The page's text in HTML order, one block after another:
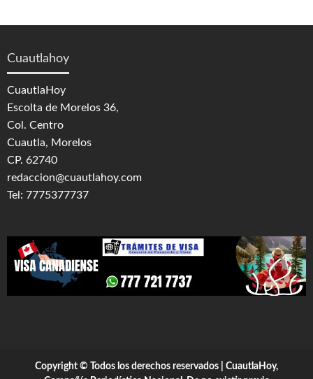
Cuautlahoy
CuautlaHoy
Escolta de Morelos 36,
Col. Centro
Cuautla, Morelos
CP. 62740
redaccion@cuautlahoy.com
Tel: 7775377737
Copyright © Todos los derechos reservados | CuautlaHoy,